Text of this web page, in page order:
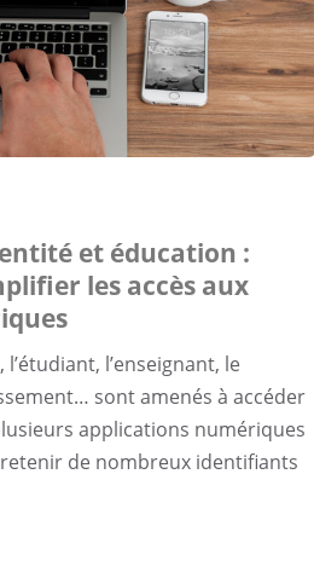
et éducation :
les accès aux
l’enseignant, le
sont amenés à accéder
applications numériques
de nombreux identifiants